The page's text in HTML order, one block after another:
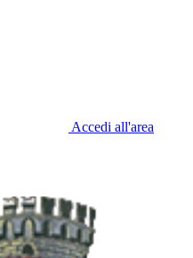
Accedi all'area